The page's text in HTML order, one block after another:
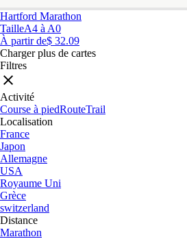
Hartford Marathon
TailleA4 à A0
À partir de$ 32.09
Charger plus de cartes
Filtres
Activité
Course à piedRouteTrail
Localisation
France
Japon
Allemagne
USA
Royaume Uni
Grèce
switzerland
Distance
Marathon